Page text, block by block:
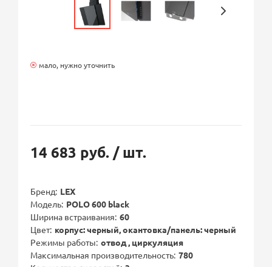
мало, нужно уточнить
14 683 руб. / шт.
Бренд LEX
Модель POLO 600 black
Ширина встраивания 60
Цвет корпус: черный, окантовка/панель: черный
Режимы работы отвод , циркуляция
Максимальная производительность 780